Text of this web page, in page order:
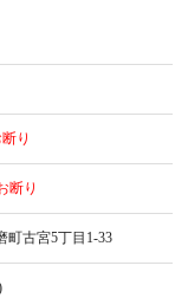
り
断り
町古宮5丁目1-33